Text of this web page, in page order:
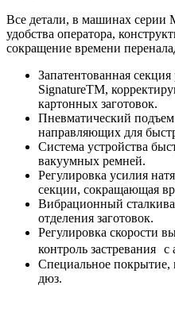
Все детали, в машинах серии
удобства оператора,
сокращение времени
Запатентованная
SignatureTM,
картонных заготовок.
Пневматический
направляющих для
Система устройства
вакуумных ремней.
Регулировка усилия
секции, сокращающая
Вибрационный
отделения заготовок.
Регулировка скорости
контроль застревания с
Специальное покрытие,
дюз.